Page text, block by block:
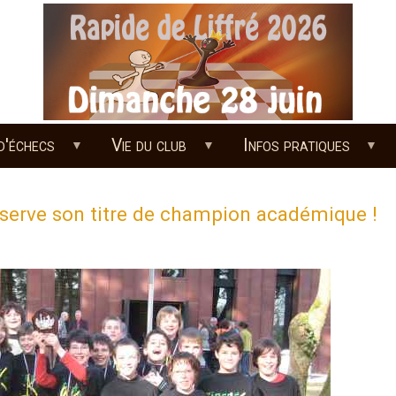
Vie du club Infos pratiques
son titre de champion académique !